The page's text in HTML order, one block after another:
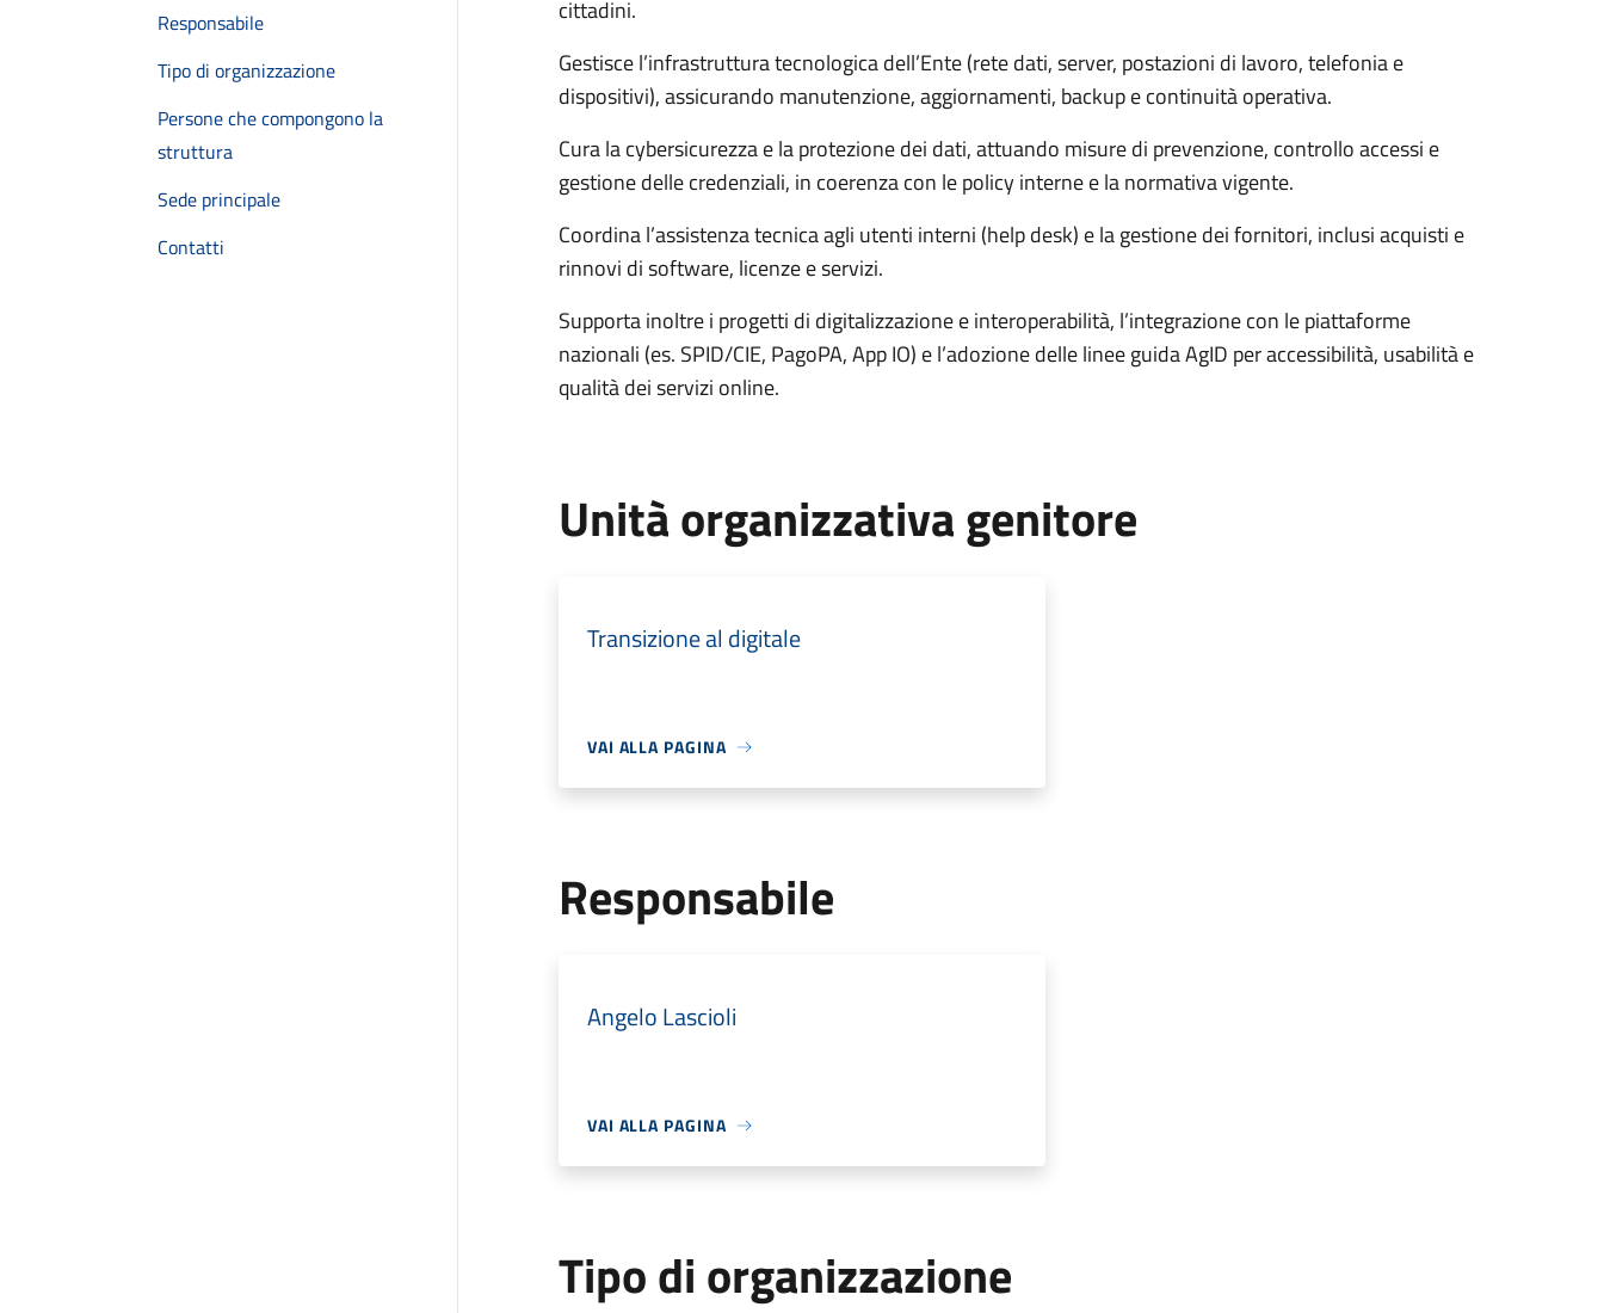
Responsabile
Tipo di organizzazione
Persone che compongono la
struttura
Sede principale
Contatti
cittadini.
Gestisce l’infrastruttura tecnologica dell’Ente (rete dati, server, postazioni di lavoro, telefonia e
dispositivi), assicurando manutenzione, aggiornamenti, backup e continuità operativa.
Cura la cybersicurezza e la protezione dei dati, attuando misure di prevenzione, controllo accessi e
gestione delle credenziali, in coerenza con le policy interne e la normativa vigente.
Coordina l’assistenza tecnica agli utenti interni (help desk) e la gestione dei fornitori, inclusi acquisti e
rinnovi di software, licenze e servizi.
Supporta inoltre i progetti di digitalizzazione e interoperabilità, l’integrazione con le piattaforme
nazionali (es. SPID/CIE, PagoPA, App IO) e l’adozione delle linee guida AgID per accessibilità, usabilità e
qualità dei servizi online.
Unità organizzativa genitore
Transizione al digitale
VAI ALLA PAGINA
Responsabile
Angelo Lascioli
VAI ALLA PAGINA
Tipo di organizzazione